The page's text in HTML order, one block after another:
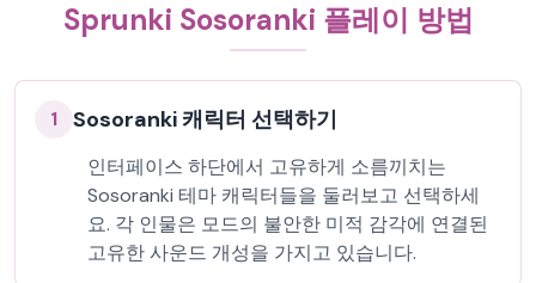
Sprunki Sosoranki 플레이 방법
1 Sosoranki 캐릭터 선택하기
인터페이스 하단에서 고유하게 소름끼치는
Sosoranki 테마 캐릭터들을 둘러보고 선택하세
요. 각 인물은 모드의 불안한 미적 감각에 연결된
고유한 사운드 개성을 가지고 있습니다.